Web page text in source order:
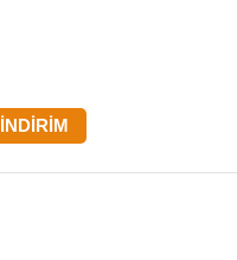
İNDIRIM